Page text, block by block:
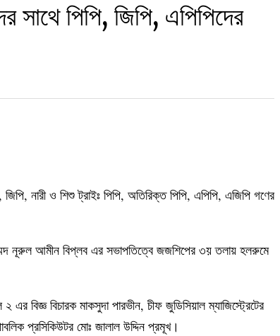
সাথে পিপি, জিপি, এপিপিদের
জিপি, নারী ও শিশু ট্রাইঃ পিপি, অতিরিক্ত পিপি, এপিপি, এজিপি গণের
নূরুল আমীন বিপ্লব এর সভাপতিত্বে জজশিপের ৩য় তলায় হলরুমে
বিজ্ঞ বিচারক মাকসুদা পারভীন, চীফ জুডিসিয়াল ম্যাজিস্ট্রেটের
প্রসিকিউটর মোঃ জালাল উদ্দিন প্রমূখ।